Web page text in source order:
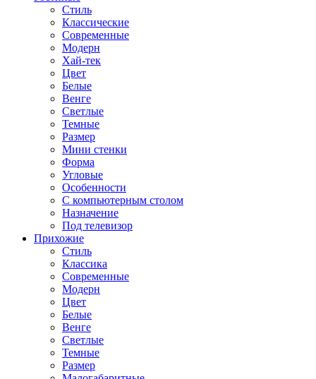
Стиль
Классические
Современные
Модерн
Хай-тек
Цвет
Белые
Венге
Светлые
Темные
Размер
Мини стенки
Форма
Угловые
Особенности
С компьютерным столом
Назначение
Под телевизор
Прихожие
Стиль
Классика
Современные
Модерн
Цвет
Белые
Венге
Светлые
Темные
Размер